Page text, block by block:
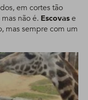
em cortes tão
não é. Escovase
mas sempre com um